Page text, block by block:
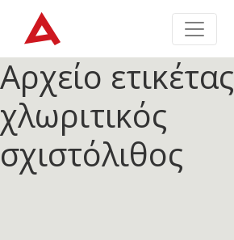
Αρχείο ετικέτας
χλωριτικός
σχιστόλιθος